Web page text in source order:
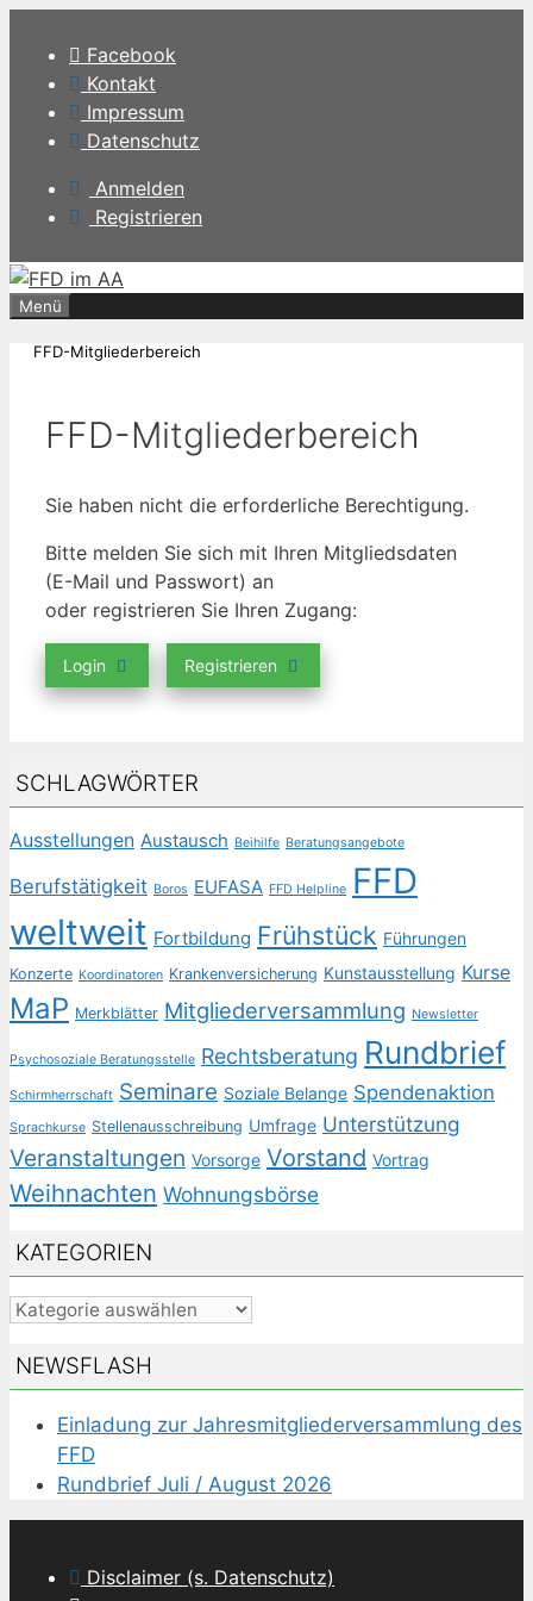
Inhalt
springen
Facebook
Kontakt
Impressum
Datenschutz
Anmelden
Registrieren
Menü
FFD-Mitgliederbereich
FFD-Mitgliederbereich
Sie haben nicht die erforderliche Berechtigung.
Bitte melden Sie sich mit Ihren Mitgliedsdaten
(E-Mail und Passwort) an
oder registrieren Sie Ihren Zugang:
Login Registrieren
SCHLAGWÖRTER
Ausstellungen Austausch Beihilfe Beratungsangebote
Berufstätigkeit Boros EUFASA FFD Helpline FFD
weltweit Fortbildung Frühstück Führungen
Konzerte Koordinatoren Krankenversicherung Kunstausstellung Kurse
MaP Merkblätter Mitgliederversammlung Newsletter
Psychosoziale Beratungsstelle Rechtsberatung Rundbrief
Schirmherrschaft Seminare Soziale Belange Spendenaktion
Sprachkurse Stellenausschreibung Umfrage Unterstützung
Veranstaltungen Vorsorge Vorstand Vortrag
Weihnachten Wohnungsbörse
KATEGORIEN
Kategorien
NEWSFLASH
Einladung zur Jahresmitgliederversammlung des
FFD
Rundbrief Juli / August 2026
Disclaimer (s. Datenschutz)